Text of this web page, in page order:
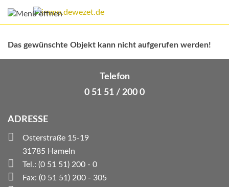
Das gewünschte Objekt kann nicht aufgerufen werden!
Telefon
0 51 51 / 200 0
ADRESSE
Osterstraße 15-19
31785 Hameln
Tel.: (0 51 51) 200 - 0
Fax: (0 51 51) 200 - 305